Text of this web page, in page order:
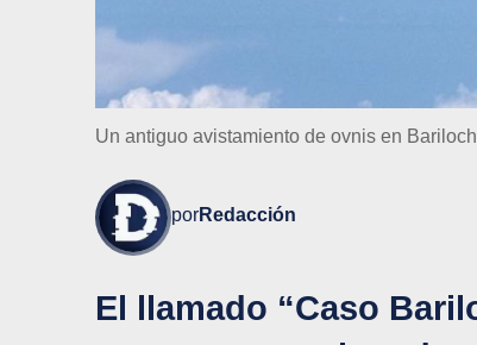
Un antiguo avistamiento de ovnis en
porRedacción
El llamado “Caso